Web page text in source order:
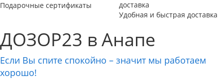
Подарочные сертификаты
Удобная и быстрая доставка
ДОЗОР23 в Анапе
Если Вы спите спокойно – значит мы работаем
хорошо!